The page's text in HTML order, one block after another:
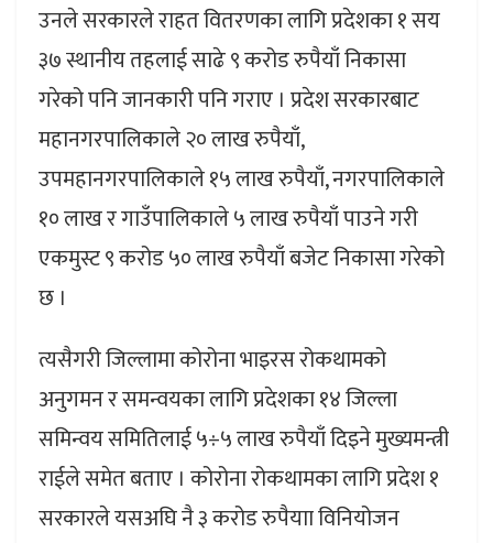
उनले सरकारले राहत वितरणका लागि प्रदेशका १ सय
३७ स्थानीय तहलाई साढे ९ करोड रुपैयाँ निकासा
गरेको पनि जानकारी पनि गराए । प्रदेश सरकारबाट
महानगरपालिकाले २० लाख रुपैयाँ,
उपमहानगरपालिकाले १५ लाख रुपैयाँ, नगरपालिकाले
१० लाख र गाउँपालिकाले ५ लाख रुपैयाँ पाउने गरी
एकमुस्ट ९ करोड ५० लाख रुपैयाँ बजेट निकासा गरेको
छ ।
त्यसैगरी जिल्लामा कोरोना भाइरस रोकथामको
अनुगमन र समन्वयका लागि प्रदेशका १४ जिल्ला
समिन्वय समितिलाई ५÷५ लाख रुपैयाँ दिइने मुख्यमन्त्री
राईले समेत बताए । कोरोना रोकथामका लागि प्रदेश १
सरकारले यसअघि नै ३ करोड रुपैयाा विनियोजन